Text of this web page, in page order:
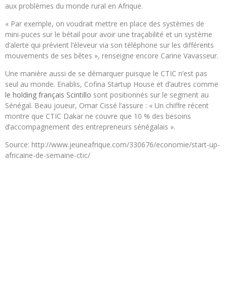
aux problèmes du monde rural en Afrique.
« Par exemple, on voudrait mettre en place des systèmes de
mini-puces sur le bétail pour avoir une traçabilité et un système
d’alerte qui prévient l’éleveur via son téléphone sur les différents
mouvements de ses bêtes », renseigne encore Carine Vavasseur.
Une manière aussi de se démarquer puisque le CTIC n’est pas
seul au monde. Enablis, Cofina Startup House et d’autres comme
le holding français Scintillo sont positionnés sur le segment au
Sénégal. Beau joueur, Omar Cissé l’assure : « Un chiffre récent
montre que CTIC Dakar ne couvre que 10 % des besoins
d’accompagnement des entrepreneurs sénégalais ».
Source: http://www.jeuneafrique.com/330676/economie/start-up-
africaine-de-semaine-ctic/